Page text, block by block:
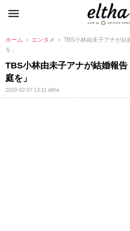
ホーム ＞ エンタメ ＞ TBS小林由未子アナが
を」
TBS小林由未子アナが結婚報
庭を」
2020-02-07 13:11eltha